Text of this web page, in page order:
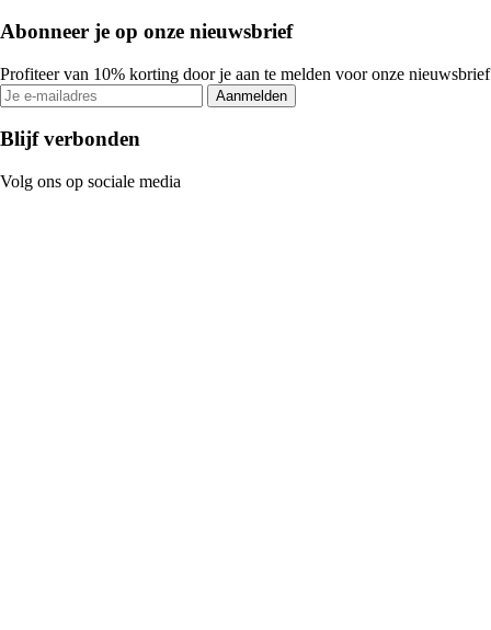
Abonneer je op onze nieuwsbrief
Profiteer van 10% korting door je aan te melden voor onze nieuwsbrief
Aanmelden
Blijf verbonden
Volg ons op sociale media